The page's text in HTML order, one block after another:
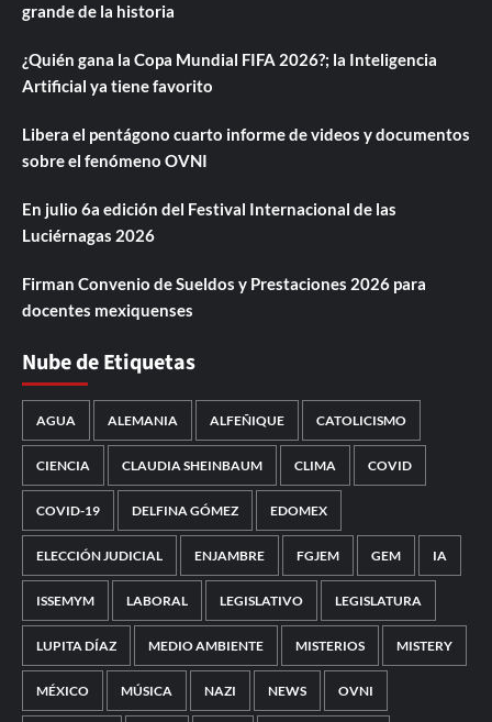
grande de la historia
¿Quién gana la Copa Mundial FIFA 2026?; la Inteligencia
Artificial ya tiene favorito
Libera el pentágono cuarto informe de videos y documentos
sobre el fenómeno OVNI
En julio 6a edición del Festival Internacional de las
Luciérnagas 2026
Firman Convenio de Sueldos y Prestaciones 2026 para
docentes mexiquenses
Nube de Etiquetas
AGUA ALEMANIA ALFEÑIQUE CATOLICISMO
CIENCIA CLAUDIA SHEINBAUM CLIMA COVID
COVID-19 DELFINA GÓMEZ EDOMEX
ELECCIÓN JUDICIAL ENJAMBRE FGJEM GEM IA
ISSEMYM LABORAL LEGISLATIVO LEGISLATURA
LUPITA DÍAZ MEDIO AMBIENTE MISTERIOS MISTERY
MÉXICO MÚSICA NAZI NEWS OVNI